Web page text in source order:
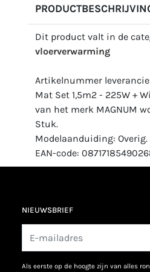
Dit product valt in de
vloerverwarming
Artikelnummer
Mat Set 1,5m2 - 225W +
van het merk MAGNUM
Stuk.
Modelaanduiding: Overig.
EAN-code:
NIEUWSBRIEF
als eerste op de hoogte zijn van alles